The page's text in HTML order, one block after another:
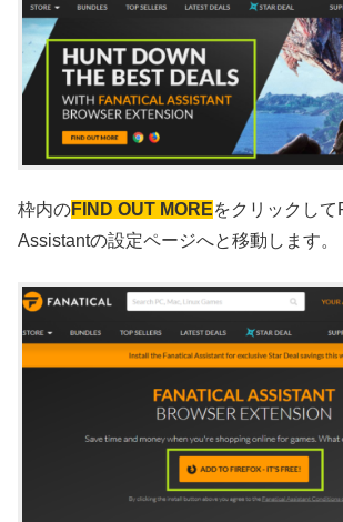
枠内のFIND OUT MOREをクリックして
Assistantの設定ページへと移動します。